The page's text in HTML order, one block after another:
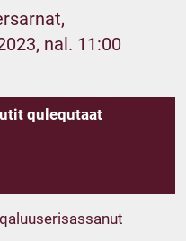
nal. 11:00
qulequtaat